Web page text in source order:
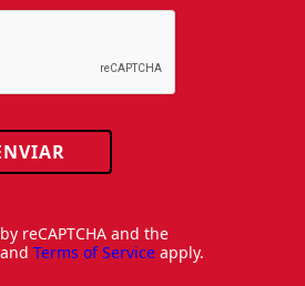
reCAPTCHA and the
and Terms of Service apply.